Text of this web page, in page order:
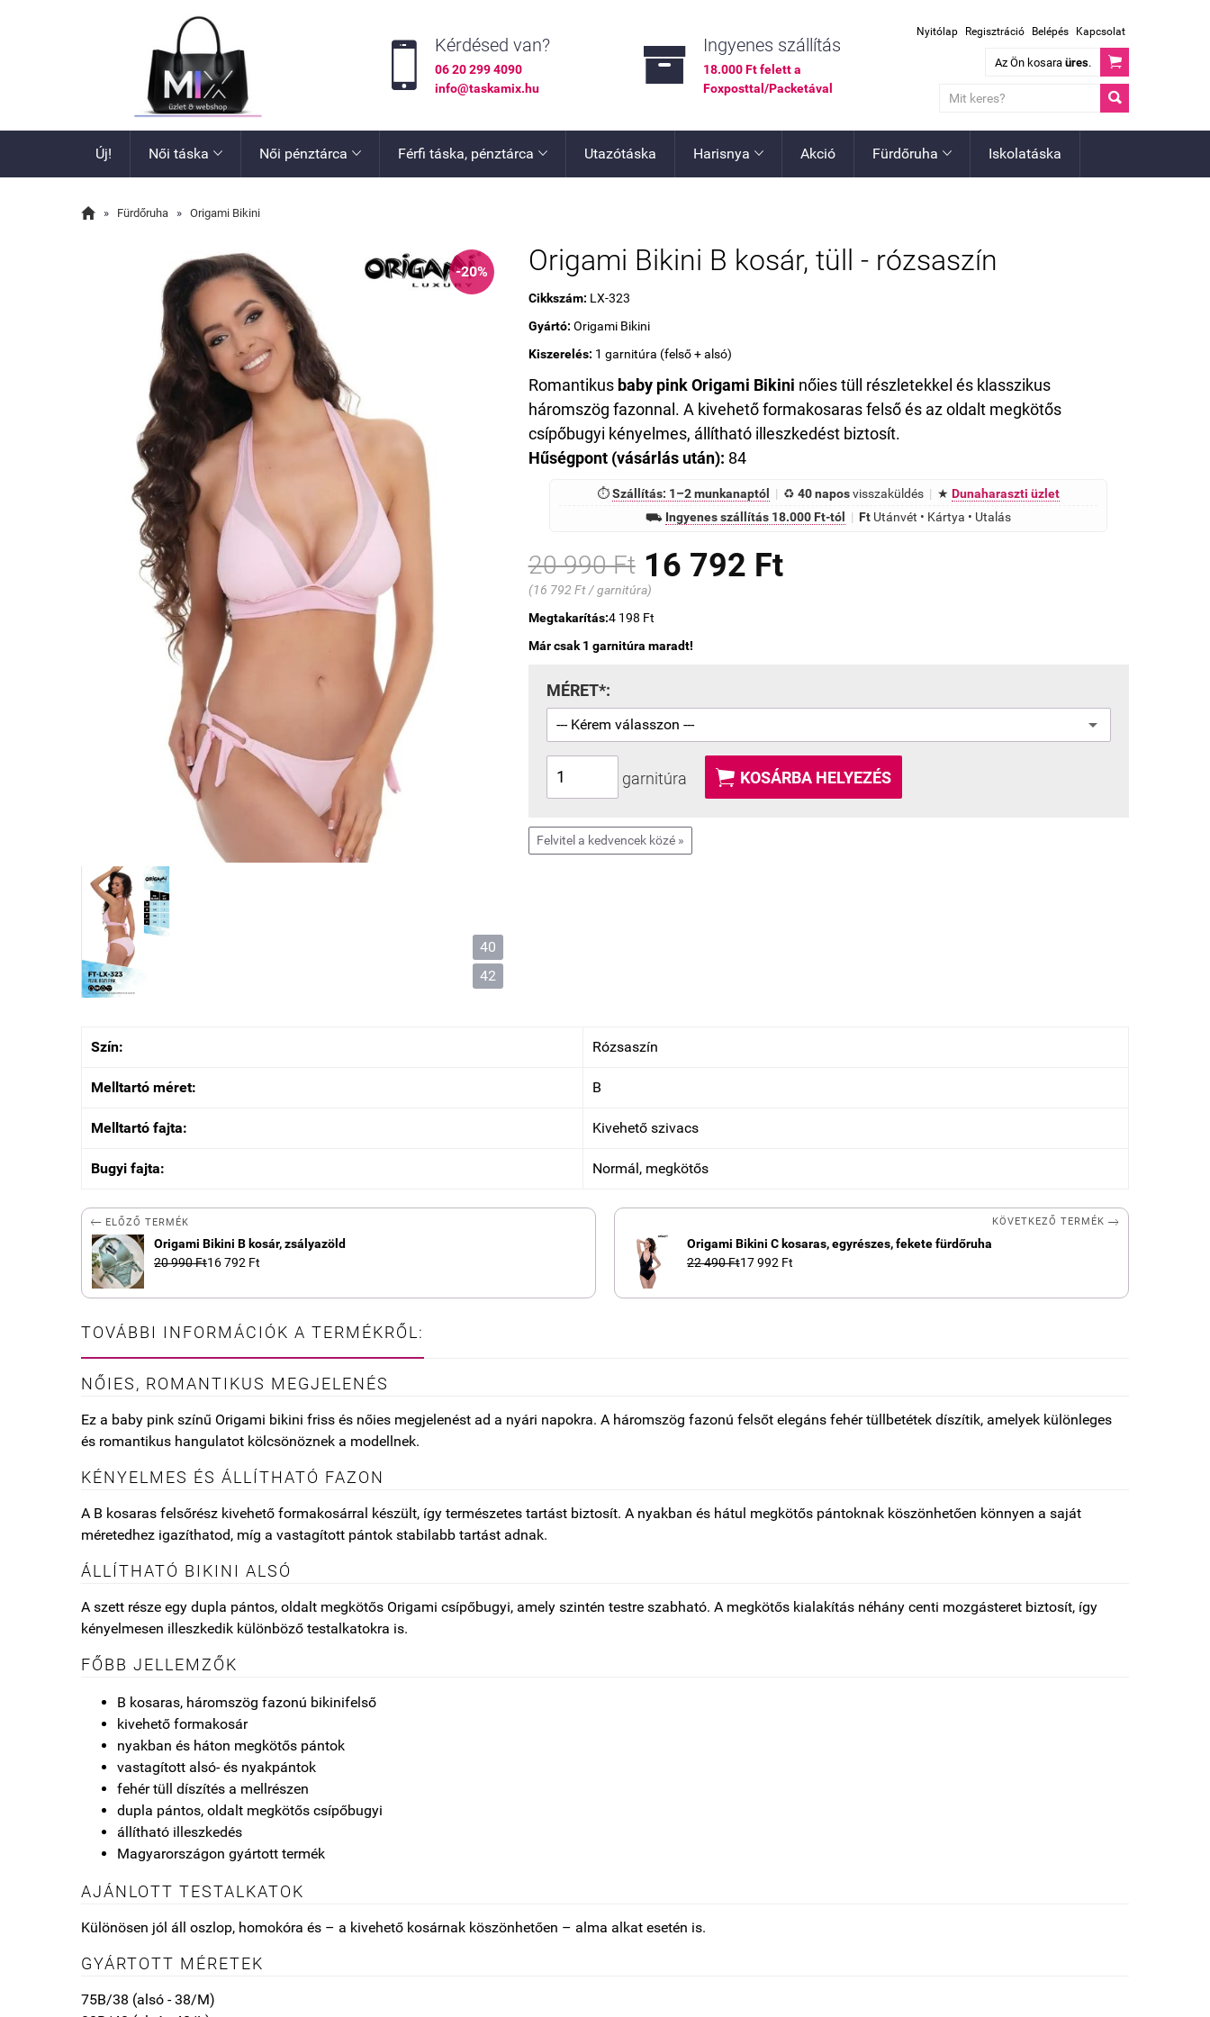
 Kérdésed van?
06 20 299 4090
info@taskamix.hu
 Ingyenes szállítás
18.000 Ft felett a
Foxposttal/Packetával
Nyitólap Regisztráció Belépés Kapcsolat
Az Ön kosara üres.


Új! Női táska  Női pénztárca  Férfi táska, pénztárca  Utazótáska Harisnya  Akció Fürdőruha  Iskolatáska
 » Fürdőruha » Origami Bikini
-20%
40
42
Origami Bikini B kosár, tüll - rózsaszín
Cikkszám: LX-323
Gyártó: Origami Bikini
Kiszerelés: 1 garnitúra (felső + alsó)
Romantikus baby pink Origami Bikini nőies tüll részletekkel és klasszikus
háromszög fazonnal. A kivehető formakosaras felső és az oldalt megkötős
csípőbugyi kényelmes, állítható illeszkedést biztosít.
Hűségpont (vásárlás után): 84
⏱Szállítás: 1–2 munkanaptól | ♻40 naposvisszaküldés | ★Dunaharaszti üzlet
⛟ Ingyenes szállítás 18.000 Ft-tól | Ft Utánvét • Kártya • Utalás
20 990 Ft 16 792 Ft
(16 792 Ft / garnitúra)
Megtakarítás:4 198 Ft
Már csak 1 garnitúra maradt!
MÉRET*:
garnitúra  KOSÁRBA HELYEZÉS
Felvitel a kedvencek közé »
Szín: Rózsaszín
Melltartó méret: B
Melltartó fajta: Kivehető szivacs
Bugyi fajta: Normál, megkötős
 ELŐZŐ TERMÉK
Origami Bikini B kosár, zsályazöld
20 990 Ft16 792 Ft
KÖVETKEZŐ TERMÉK 
Origami Bikini C kosaras, egyrészes, fekete fürdőruha
22 490 Ft17 992 Ft
TOVÁBBI INFORMÁCIÓK A TERMÉKRŐL:
NŐIES, ROMANTIKUS MEGJELENÉS
Ez a baby pink színű Origami bikini friss és nőies megjelenést ad a nyári napokra. A háromszög fazonú felsőt elegáns fehér tüllbetétek díszítik, amelyek különleges
és romantikus hangulatot kölcsönöznek a modellnek.
KÉNYELMES ÉS ÁLLÍTHATÓ FAZON
A B kosaras felsőrész kivehető formakosárral készült, így természetes tartást biztosít. A nyakban és hátul megkötős pántoknak köszönhetően könnyen a saját
méretedhez igazíthatod, míg a vastagított pántok stabilabb tartást adnak.
ÁLLÍTHATÓ BIKINI ALSÓ
A szett része egy dupla pántos, oldalt megkötős Origami csípőbugyi, amely szintén testre szabható. A megkötős kialakítás néhány centi mozgásteret biztosít, így
kényelmesen illeszkedik különböző testalkatokra is.
FŐBB JELLEMZŐK
B kosaras, háromszög fazonú bikinifelső
kivehető formakosár
nyakban és háton megkötős pántok
vastagított alsó- és nyakpántok
fehér tüll díszítés a mellrészen
dupla pántos, oldalt megkötős csípőbugyi
állítható illeszkedés
Magyarországon gyártott termék
AJÁNLOTT TESTALKATOK
Különösen jól áll oszlop, homokóra és – a kivehető kosárnak köszönhetően – alma alkat esetén is.
GYÁRTOTT MÉRETEK
75B/38 (alsó - 38/M)